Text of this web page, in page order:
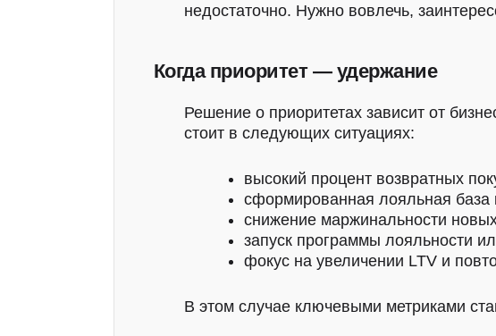
недостаточно. Нужно вовлечь,
Когда приоритет — удержание
Решение о приоритетах зависит от
стоит в следующих ситуациях:
высокий процент возвратных
сформированная лояльная база
снижение маржинальности
запуск программы лояльности
фокус на увеличении LTV и
В этом случае ключевыми метриками